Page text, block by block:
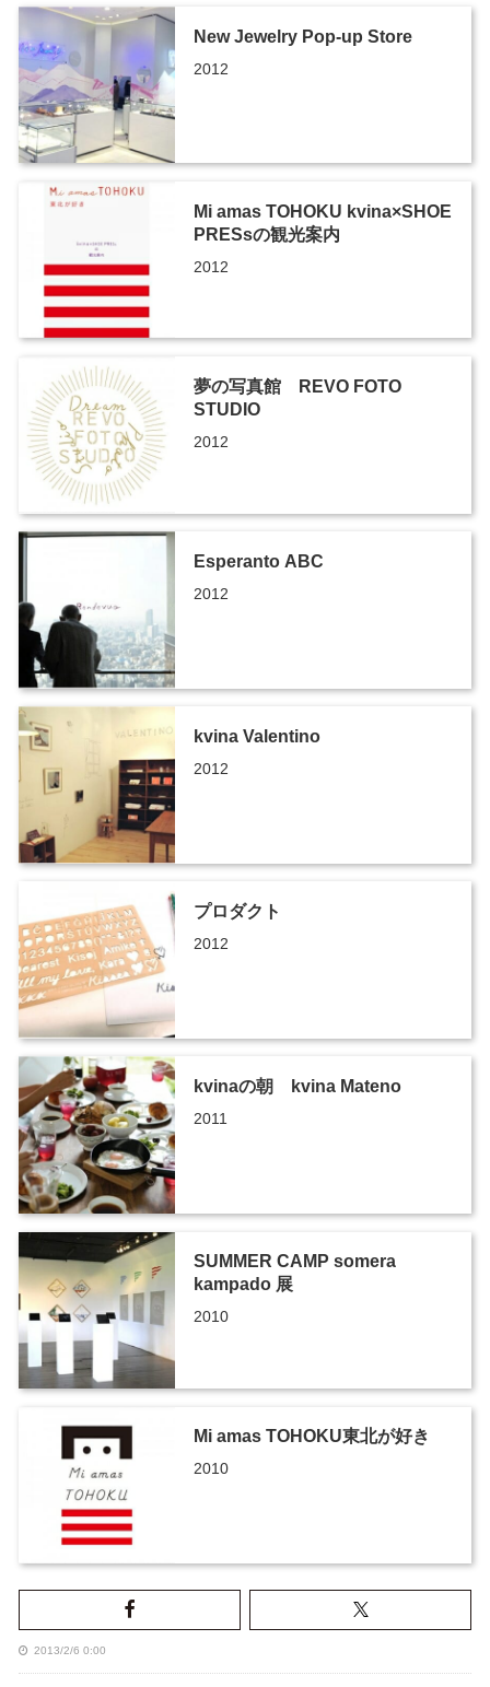
New Jewelry Pop-up Store
2012
Mi amas TOHOKU kvina×SHOE
PRESsの観光案内
2012
夢の写真館 REVO FOTO
STUDIO
2012
Esperanto ABC
2012
kvina Valentino
2012
プロダクト
2012
kvinaの朝 kvina Mateno
2011
SUMMER CAMP somera
kampado 展
2010
Mi amas TOHOKU東北が好き
2010
2013/2/6 0:00